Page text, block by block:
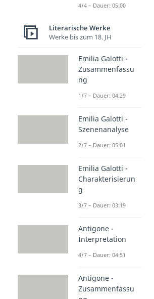
4/4 – Dauer: 05:00
Literarische Werke
Werke bis zum 18. JH
Emilia Galotti -
Zusammenfassu
ng
1/7 – Dauer: 04:29
Emilia Galotti -
Szenenanalyse
2/7 – Dauer: 05:01
Emilia Galotti -
Charakterisierun
g
3/7 – Dauer: 03:19
Antigone -
Interpretation
4/7 – Dauer: 04:51
Antigone -
Zusammenfassu